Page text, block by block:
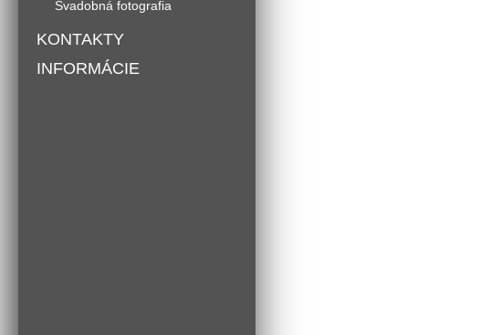
Svadobná fotografia
KONTAKTY
INFORMÁCIE